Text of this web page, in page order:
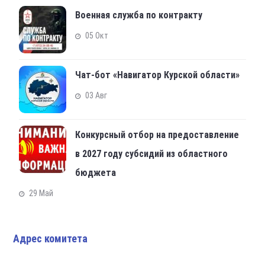
Военная служба по контракту
05 Окт
Чат-бот «Навигатор Курской области»
03 Авг
Конкурсный отбор на предоставление
в 2027 году субсидий из областного
бюджета
29 Май
Адрес комитета